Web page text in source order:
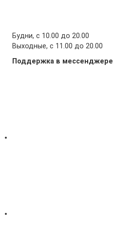
Будни, с 10.00 до 20.00
Выходные, с 11.00 до 20.00
Поддержка в мессенджере